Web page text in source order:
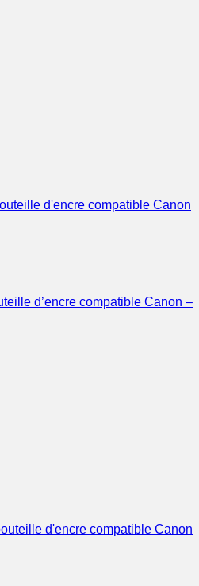
d’encre compatible Canon –